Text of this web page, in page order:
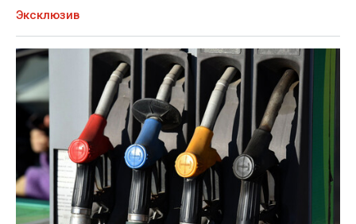
Эксклюзив